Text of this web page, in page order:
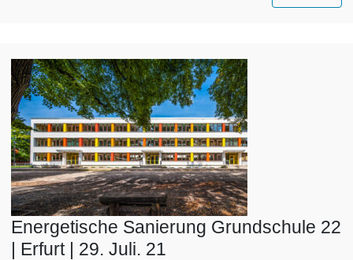
Energetische Sanierung Grundschule 22
| Erfurt | 29. Juli. 21